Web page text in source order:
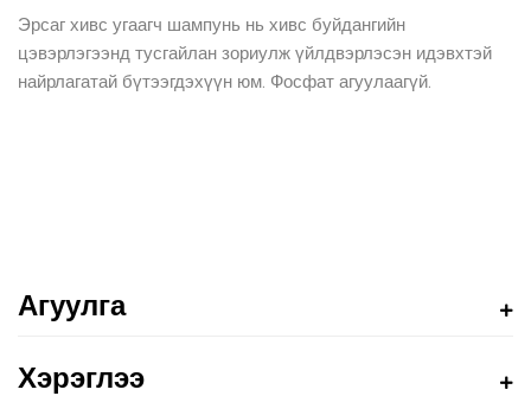
Эрсаг хивс угаагч шампунь нь хивс буйдангийн
цэвэрлэгээнд тусгайлан зориулж үйлдвэрлэсэн идэвхтэй
найрлагатай бүтээгдэхүүн юм. Фосфат агуулаагүй.
Агуулга
Хэрэглээ